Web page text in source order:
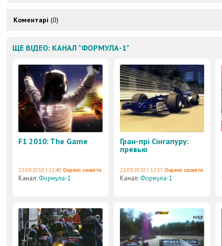
Коментарі (0)
ЩЕ ВІДЕО: КАНАЛ "ФОРМУЛА-1"
F1 2010: The Game
22.09.2010 | 11:40 Окремі сюжети
Канал:Формула-1
Гран-прі Сінгапуру:
превью
21.09.2010 | 12:17 Окремі сюжети
Канал:Формула-1